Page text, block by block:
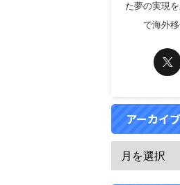
た夢の実現
で海外
アーカイブ